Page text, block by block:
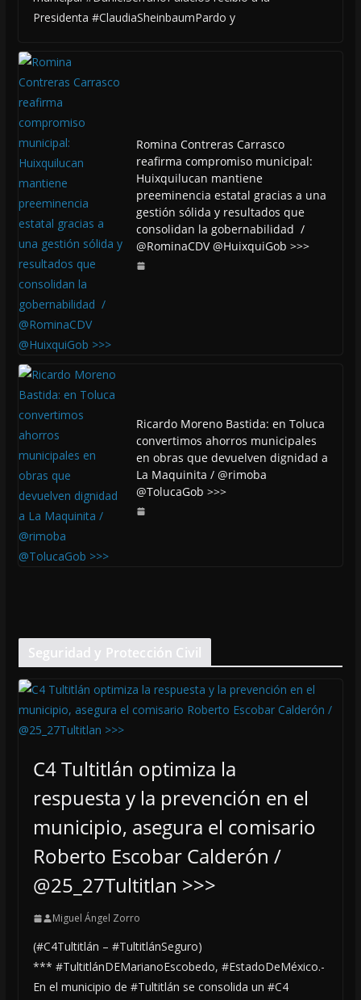
Presidenta #ClaudiaSheinbaumPardo y
Romina Contreras Carrasco
reafirma compromiso municipal:
Huixquilucan mantiene
preeminencia estatal gracias a una
gestión sólida y resultados que
consolidan la gobernabilidad /
@RominaCDV @HuixquiGob >>>
Ricardo Moreno Bastida: en Toluca
convertimos ahorros municipales
en obras que devuelven dignidad a
La Maquinita / @rimoba
@TolucaGob >>>
Seguridad y Protección Civil
C4 Tultitlán optimiza la
respuesta y la prevención en el
municipio, asegura el comisario
Roberto Escobar Calderón /
@25_27Tultitlan >>>
Miguel Ángel Zorro
(#C4Tultitlán – #TultitlánSeguro)
*** #TultitlánDEMarianoEscobedo, #EstadoDeMéxico.-
En el municipio de #Tultitlán se consolida un #C4